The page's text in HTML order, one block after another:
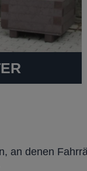
an denen